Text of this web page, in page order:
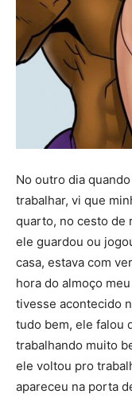
No outro dia
trabalhar, vi que
quarto, no cesto de
ele guardou ou
casa, estava com
hora do almoço
tivesse acontecido
tudo bem, ele falou
trabalhando muito
ele voltou pro
apareceu na porta